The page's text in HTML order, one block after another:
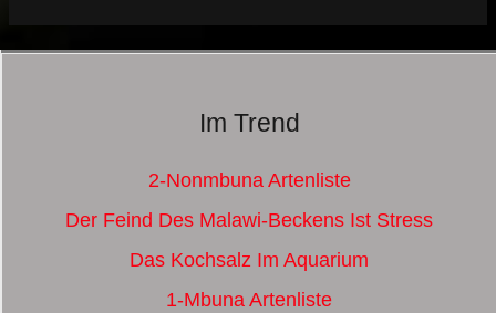
Im Trend
2-Nonmbuna Artenliste
Der Feind Des Malawi-Beckens Ist Stress
Das Kochsalz Im Aquarium
1-Mbuna Artenliste